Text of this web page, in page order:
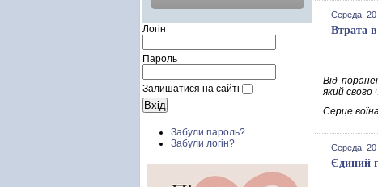
Логін
Пароль
Залишатися на сайті
Забули пароль?
Забули логін?
Середа, 20
Втрата
Від
який
Серце
Середа, 20
Єдиний